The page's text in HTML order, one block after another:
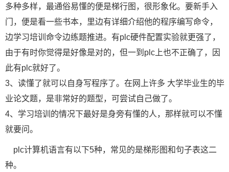
多种多样，最通俗易懂的便是梯行图，很形象化。要新手入
门，便是看一些书本，里边有详细介绍他的程序编写命令，
边学习培训命令边练题推进。有plc硬件配置实验就更强了，
由于有时你觉得是好像是对的，但一到plc上也不正确了，因
此有plc就好了。
3、读懂了就可以自身写程序了。在网上许多 大学毕业生的毕
业论文题，是非常好的题型，可尝试自己做了。
4、学习培训的情况下最好是身旁有懂的人，那样就可以不懂
就要问。
plc计算机语言有以下5种，常见的是梯形图和句子表这二
种。